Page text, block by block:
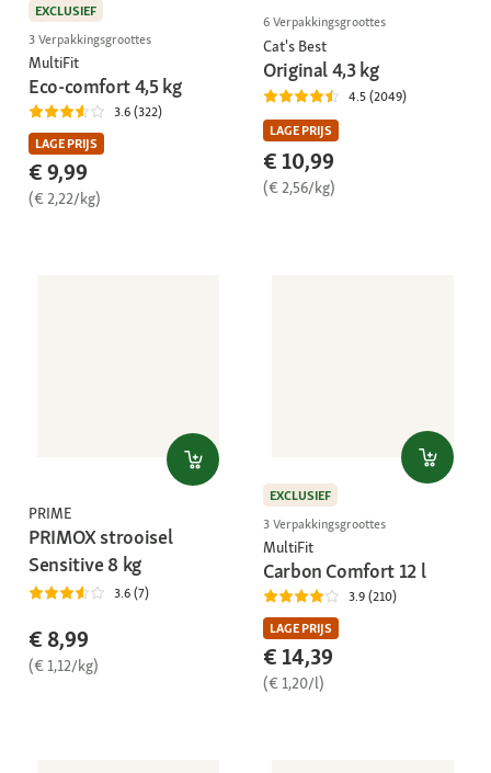
EXCLUSIEF
3 Verpakkingsgroottes
MultiFit
Eco-comfort 4,5 kg
3.6 (322)
LAGE PRIJS
€ 9,99
(€ 2,22/kg)
6 Verpakkingsgroottes
Cat's Best
Original 4,3 kg
4.5 (2049)
LAGE PRIJS
€ 10,99
(€ 2,56/kg)
PRIME
PRIMOX strooisel
Sensitive 8 kg
3.6 (7)
€ 8,99
(€ 1,12/kg)
EXCLUSIEF
3 Verpakkingsgroottes
MultiFit
Carbon Comfort 12 l
3.9 (210)
LAGE PRIJS
€ 14,39
(€ 1,20/l)